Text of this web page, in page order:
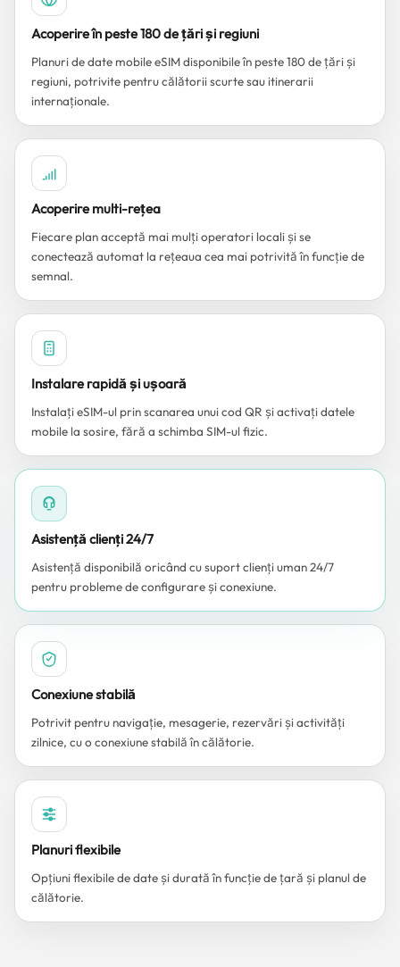
Acoperire în peste 180 de țări și regiuni
Planuri de date mobile eSIM disponibile în peste 180 de țări și
regiuni, potrivite pentru călătorii scurte sau itinerarii
internaționale.
Acoperire multi-rețea
Fiecare plan acceptă mai mulți operatori locali și se
conectează automat la rețeaua cea mai potrivită în funcție de
semnal.
Instalare rapidă și ușoară
Instalați eSIM-ul prin scanarea unui cod QR și activați datele
mobile la sosire, fără a schimba SIM-ul fizic.
Asistență clienți 24/7
Asistență disponibilă oricând cu suport clienți uman 24/7
pentru probleme de configurare și conexiune.
Conexiune stabilă
Potrivit pentru navigație, mesagerie, rezervări și activități
zilnice, cu o conexiune stabilă în călătorie.
Planuri flexibile
Opțiuni flexibile de date și durată în funcție de țară și planul de
călătorie.